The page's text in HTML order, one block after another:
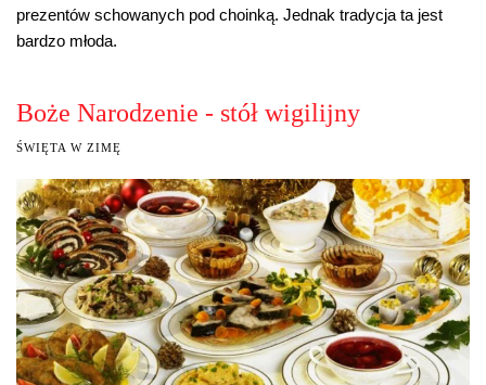
prezentów schowanych pod choinką. Jednak tradycja ta jest
bardzo młoda.
Boże Narodzenie - stół wigilijny
ŚWIĘTA W ZIMĘ